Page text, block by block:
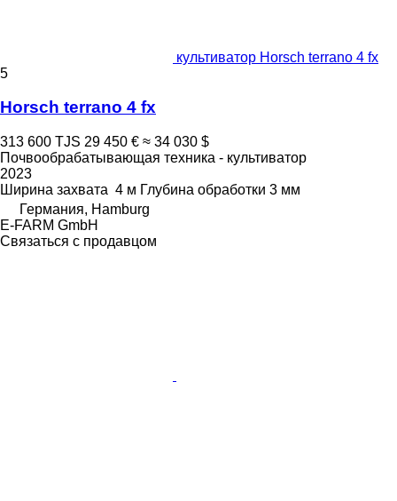
культиватор Horsch terrano 4 fx
5
Horsch terrano 4 fx
313 600 TJS 29 450 € ≈ 34 030 $
Почвообрабатывающая техника - культиватор
2023
Ширина захвата 4 м Глубина обработки 3 мм
Германия, Hamburg
E-FARM GmbH
Связаться с продавцом